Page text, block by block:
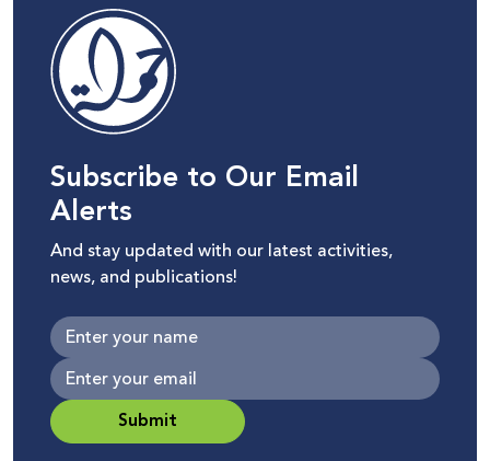
Subscribe to Our Email
Alerts
And stay updated with our latest activities,
news, and publications!
Submit